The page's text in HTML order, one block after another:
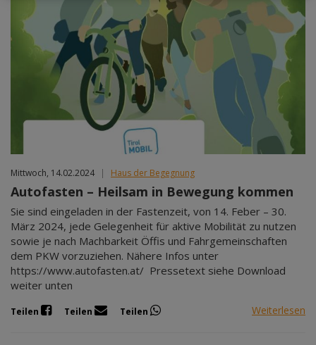
Dez 2026
Jan 2027
Feb 2027
Mär 2027
Apr 2027
Mai 2027
Jun 2027
Jul 2027
Mittwoch, 14.02.2024 | Haus der Begegnung
Autofasten – Heilsam in Bewegung kommen
Sie sind eingeladen in der Fastenzeit, von 14. Feber – 30.
März 2024, jede Gelegenheit für aktive Mobilität zu nutzen
sowie je nach Machbarkeit Öffis und Fahrgemeinschaften
dem PKW vorzuziehen. Nähere Infos unter
https://www.autofasten.at/ Pressetext siehe Download
weiter unten
Teilen Teilen Teilen Weiterlesen